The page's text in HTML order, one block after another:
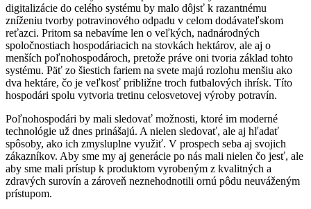
digitalizácie do celého systému by malo dôjsť k razantnému
zníženiu tvorby potravinového odpadu v celom dodávateľskom
reťazci. Pritom sa nebavíme len o veľkých, nadnárodných
spoločnostiach hospodáriacich na stovkách hektárov, ale aj o
menších poľnohospodároch, pretože práve oni tvoria základ tohto
systému. Päť zo šiestich fariem na svete majú rozlohu menšiu ako
dva hektáre, čo je veľkosť približne troch futbalových ihrísk. Títo
hospodári spolu vytvoria tretinu celosvetovej výroby potravín.
Poľnohospodári by mali sledovať možnosti, ktoré im moderné
technológie už dnes prinášajú. A nielen sledovať, ale aj hľadať
spôsoby, ako ich zmysluplne využiť. V prospech seba aj svojich
zákazníkov. Aby sme my aj generácie po nás mali nielen čo jesť, ale
aby sme mali prístup k produktom vyrobeným z kvalitných a
zdravých surovín a zároveň neznehodnotili ornú pôdu neuváženým
prístupom.